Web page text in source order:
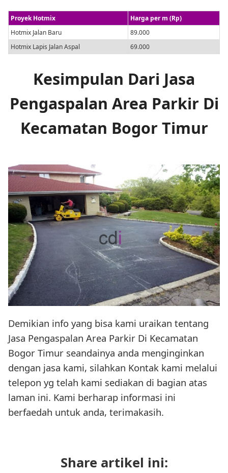
Proyek Hotmix
Harga per m (Rp)
Hotmix Jalan Baru
89.000
Hotmix Lapis Jalan Aspal
69.000
Kesimpulan Dari Jasa
Pengaspalan Area Parkir Di
Kecamatan Bogor Timur
Demikian info yang bisa kami uraikan tentang
Jasa Pengaspalan Area Parkir Di Kecamatan
Bogor Timur seandainya anda menginginkan
dengan jasa kami, silahkan Kontak kami melalui
telepon yg telah kami sediakan di bagian atas
laman ini. Kami berharap informasi ini
berfaedah untuk anda, terimakasih.
Share artikel ini: